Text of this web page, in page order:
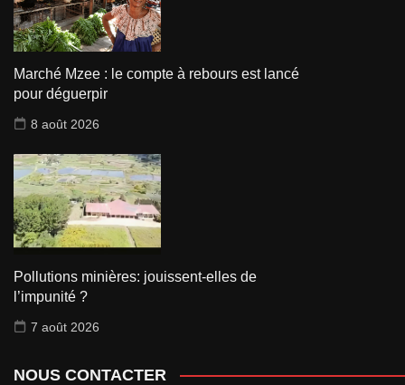
Marché Mzee : le compte à rebours est lancé
pour déguerpir
8 août 2026
Pollutions minières: jouissent-elles de
l’impunité ?
7 août 2026
NOUS CONTACTER